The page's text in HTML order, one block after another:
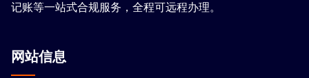
记账等一站式合规服务，全程可远程办理。
网站信息